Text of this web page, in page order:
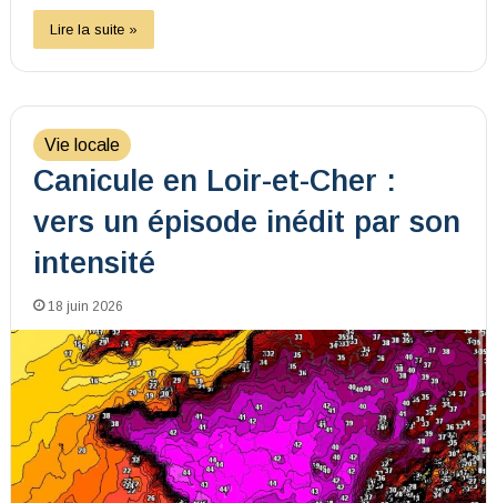
Lire la suite »
Vie locale
Canicule en Loir-et-Cher :
vers un épisode inédit par son
intensité
18 juin 2026